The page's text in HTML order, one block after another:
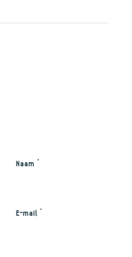
Naam *
E-mail *